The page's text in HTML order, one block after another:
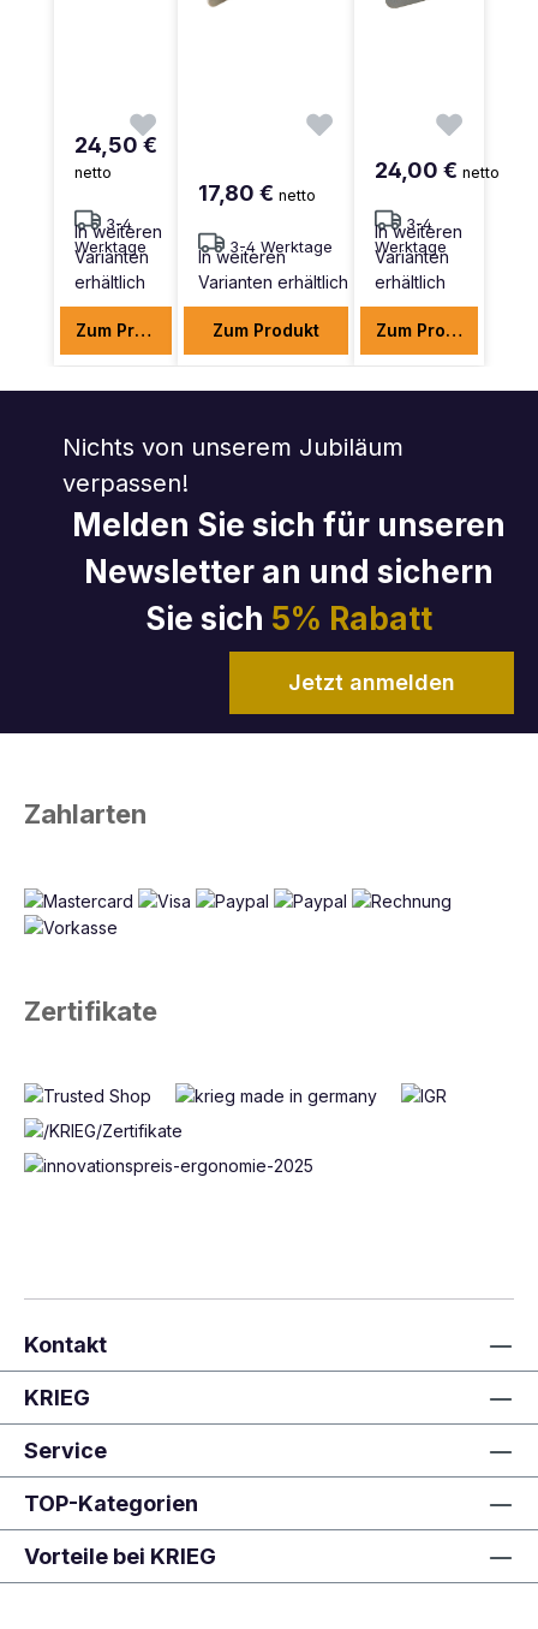
24,50 €
netto
3-4
Werktage
In weiteren
Varianten
erhältlich
Zum Produkt
17,80 € netto
3-4 Werktage
In weiteren
Varianten erhältlich
Zum Produkt
24,00 € netto
3-4
Werktage
In weiteren
Varianten
erhältlich
Zum Produkt
Nichts von unserem Jubiläum
verpassen!
Melden Sie sich für unseren
Newsletter an und sichern
Sie sich 5% Rabatt
Jetzt anmelden
Zahlarten
Zertifikate
Kontakt
KRIEG
Service
TOP-Kategorien
Vorteile bei KRIEG